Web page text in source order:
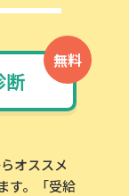
無料
断
オススメ
す。「受給